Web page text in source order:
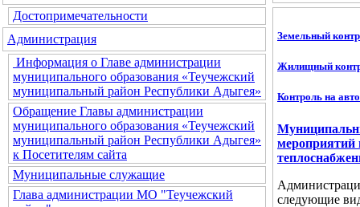
Достопримечательности
Администрация
Информация о Главе администрации
муниципального образования «Теучежский
муниципальный район Республики Адыгея»
Обращение Главы администрации
муниципального образования «Теучежский
муниципальный район Республики Адыгея»
к Посетителям сайта
Муниципальные служащие
Глава администрации МО "Теучежский
Земельный
Жилищный
Контроль на
мероприятий
следующие